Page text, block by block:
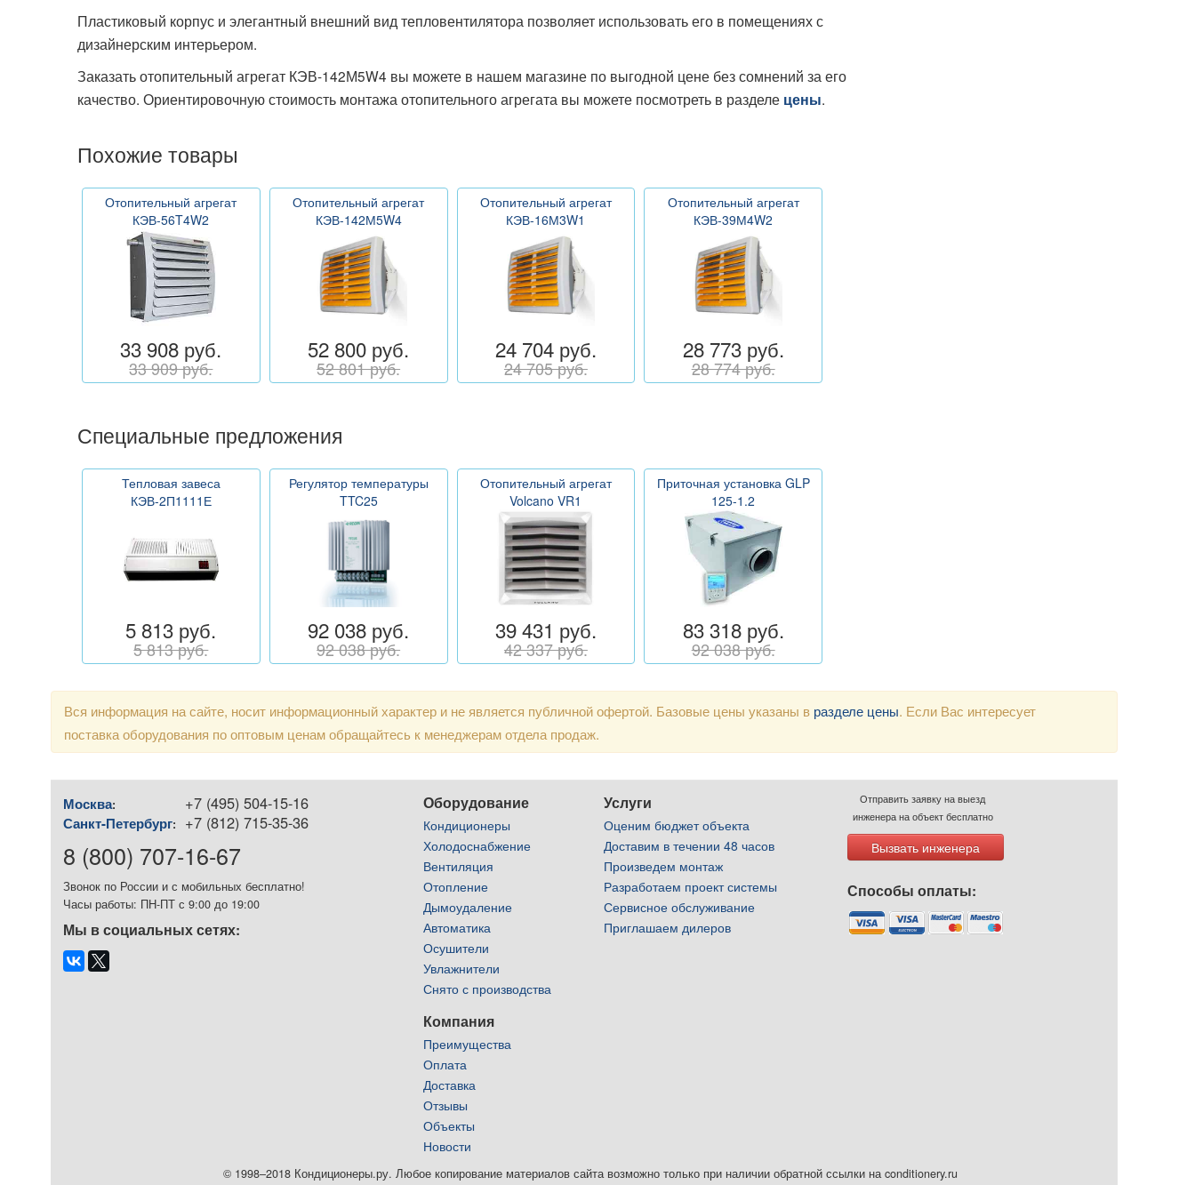
Пластиковый корпус и элегантный внешний вид тепловентилятора позволяет использовать его в помещениях с
дизайнерским интерьером.
Заказать отопительный агрегат КЭВ-142М5W4 вы можете в нашем магазине по выгодной цене без сомнений за его
качество. Ориентировочную стоимость монтажа отопительного агрегата вы можете посмотреть в разделе цены.
Похожие товары
Отопительный агрегат
КЭВ-56T4W2
33 908 руб.
33 909 руб.
Отопительный агрегат
КЭВ-142М5W4
52 800 руб.
52 801 руб.
Отопительный агрегат
КЭВ-16М3W1
24 704 руб.
24 705 руб.
Отопительный агрегат
КЭВ-39М4W2
28 773 руб.
28 774 руб.
Специальные предложения
Тепловая завеса
КЭВ-2П1111Е
5 813 руб.
5 813 руб.
Регулятор температуры
TTC25
92 038 руб.
92 038 руб.
Отопительный агрегат
Volcano VR1
39 431 руб.
42 337 руб.
Приточная установка GLP
125-1.2
83 318 руб.
92 038 руб.
Вся информация на сайте, носит информационный характер и не является публичной офертой. Базовые цены указаны в разделе цены. Если Вас интересует
поставка оборудования по оптовым ценам обращайтесь к менеджерам отдела продаж.
Москва: +7 (495) 504-15-16
Санкт-Петербург: +7 (812) 715-35-36
8 (800) 707-16-67
Звонок по России и с мобильных бесплатно!
Часы работы: ПН-ПТ с 9:00 до 19:00
Мы в социальных сетях:
Оборудование
Кондиционеры
Холодоснабжение
Вентиляция
Отопление
Дымоудаление
Автоматика
Осушители
Увлажнители
Снято с производства
Компания
Преимущества
Оплата
Доставка
Отзывы
Объекты
Новости
Услуги
Оценим бюджет объекта
Доставим в течении 48 часов
Произведем монтаж
Разработаем проект системы
Сервисное обслуживание
Приглашаем дилеров
Отправить заявку на выезд
инженера на объект бесплатно
Вызвать инженера
Способы оплаты:
© 1998–2018 Кондиционеры.ру. Любое копирование материалов сайта возможно только при наличии обратной ссылки на conditionery.ru